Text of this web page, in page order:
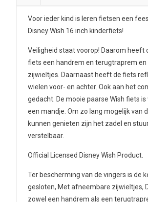
Voor ieder kind is leren fietsen een
Disney Wish 16 inch kinderfiets!
Veiligheid staat voorop! Daarom heeft
fiets een handrem en terugtraprem
zijwieltjes. Daarnaast heeft de fiets
wielen voor- en achter. Ook aan het
gedacht. De mooie paarse Wish fiets
een mandje. Om zo lang mogelijk van
kunnen genieten zijn het zadel en
verstelbaar.
Official Licensed Disney Wish Product.
Ter bescherming van de vingers is de
gesloten, Met afneembare zijwieltjes,
zowel een handrem als een